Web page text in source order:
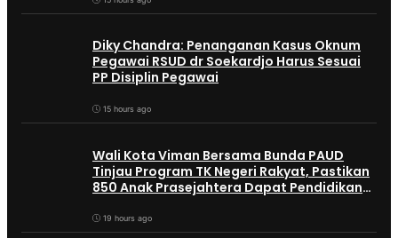
Diky Chandra: Penanganan Kasus Oknum
Pegawai RSUD dr Soekardjo Harus Sesuai
PP Disiplin Pegawai
15 hours ago
Wali Kota Viman Bersama Bunda PAUD
Tinjau Program TK Negeri Rakyat, Pastikan
850 Anak Prasejahtera Dapat Pendidikan
19 hours ago